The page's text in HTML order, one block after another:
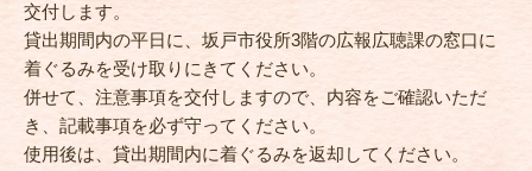
交付します。
貸出期間内の平日に、坂戸市役所3階の広報広聴課の窓口に
着ぐるみを受け取りにきてください。
併せて、注意事項を交付しますので、内容をご確認いただ
き、記載事項を必ず守ってください。
使用後は、貸出期間内に着ぐるみを返却してください。